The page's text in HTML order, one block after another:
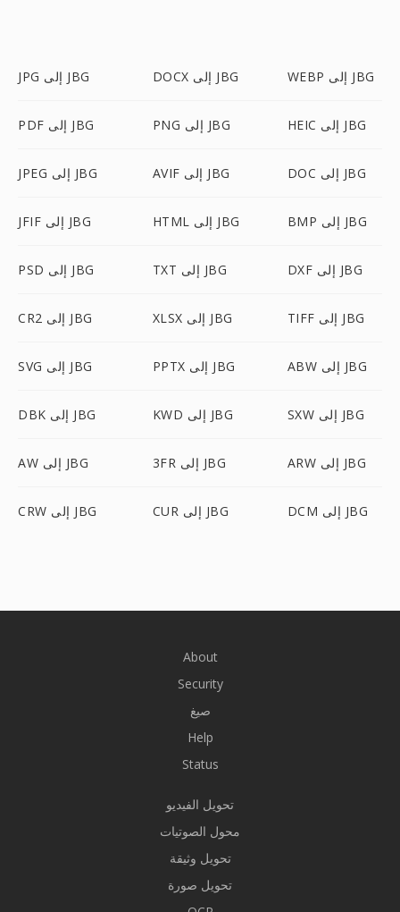
JPG إلى JBG DOCX إلى JBG WEBP إلى JBG
PDF إلى JBG PNG إلى JBG HEIC إلى JBG
JPEG إلى JBG AVIF إلى JBG DOC إلى JBG
JFIF إلى JBG HTML إلى JBG BMP إلى JBG
PSD إلى JBG TXT إلى JBG DXF إلى JBG
CR2 إلى JBG XLSX إلى JBG TIFF إلى JBG
SVG إلى JBG PPTX إلى JBG ABW إلى JBG
DBK إلى JBG KWD إلى JBG SXW إلى JBG
AW إلى JBG 3FR إلى JBG ARW إلى JBG
CRW إلى JBG CUR إلى JBG DCM إلى JBG
About
Security
صيغ
Help
Status
تحويل الفيديو
محول الصوتيات
تحويل وثيقة
تحويل صورة